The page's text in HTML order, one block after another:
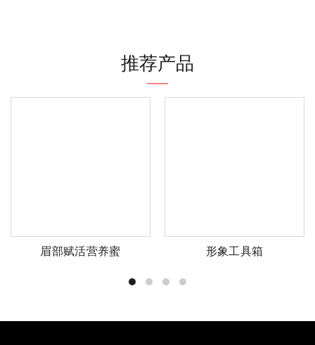
推荐产品
眉部赋活营养蜜 形象工具箱